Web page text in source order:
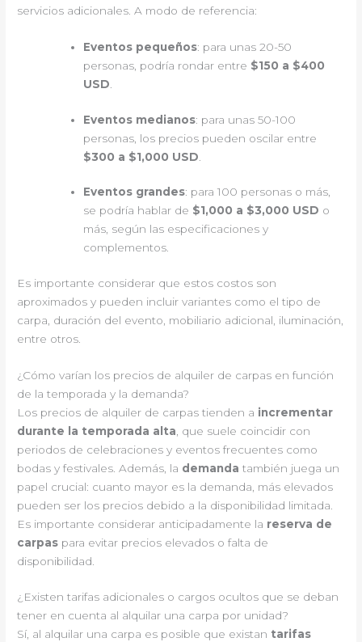
servicios adicionales. A modo de referencia:
Eventos pequeños: para unas 20-50
personas, podría rondar entre $150 a $400
USD
Eventos medianos: para unas 50-100
personas, los precios pueden oscilar entre
$300 a $1,000 USD
Eventos grandes: para 100 personas o más,
se podría hablar de $1,000 a $3,000 USD o
más, según las especificaciones y
complementos.
Es importante considerar que estos costos son
aproximados y pueden incluir variantes como el tipo de
carpa, duración del evento, mobiliario adicional, iluminación,
entre otros.
¿Cómo varían los precios de alquiler de carpas en función
de la temporada y la demanda?
Los precios de alquiler de carpas tienden a incrementar
durante la temporada alta , que suele coincidir con
periodos de celebraciones y eventos frecuentes como
bodas y festivales. Además, la demanda también juega un
papel crucial: cuanto mayor es la demanda, más elevados
pueden ser los precios debido a la disponibilidad limitada.
Es importante considerar anticipadamente la reserva de
carpas para evitar precios elevados o falta de
disponibilidad.
¿Existen tarifas adicionales o cargos ocultos que se deban
tener en cuenta al alquilar una carpa por unidad?
Sí, al alquilar una carpa es posible que existan tarifas